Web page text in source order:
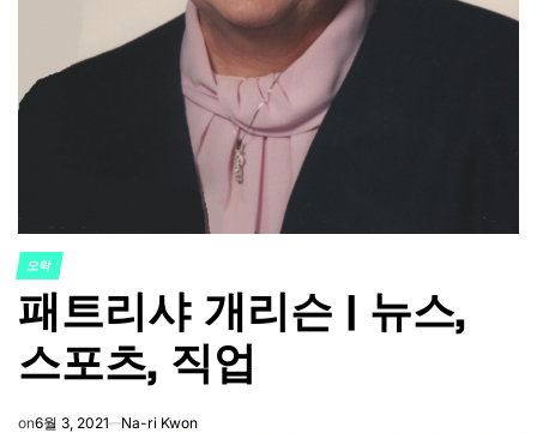
POSTED
IN
오락
패트리샤 개리슨 | 뉴스,
스포츠, 직업
on6월 3, 2021 Na-ri Kwon